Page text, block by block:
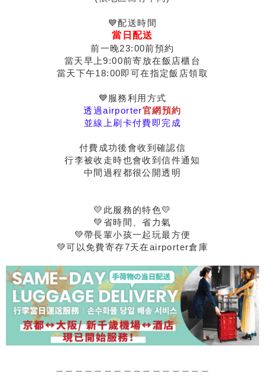
💙配送時間
當日配送
前一晚23:00前預約
當天早上9:00前寄放在飯店櫃台
當天下午18:00即可在指定飯店領取
💙服務利用方式
透過airporter官網預約
並線上刷卡付費即完成
付費成功後會收到確認信
行李被收走時也會收到信件通知
中間過程都很公開透明
💛此服務的特色💛
💚省時間、省力氣
💚帶長輩小孩一起玩最方便
💚可以免費寄存7天在airporter倉庫